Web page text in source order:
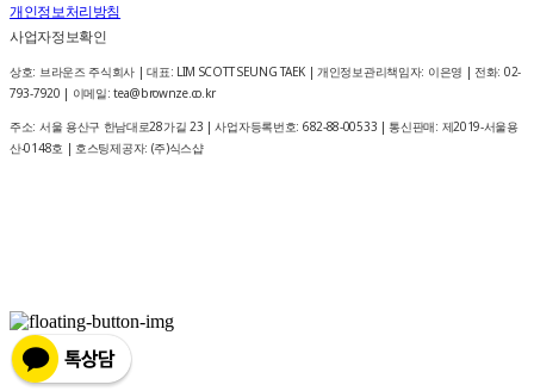
개인정보처리방침
사업자정보확인
상호: 브라운즈 주식회사 | 대표: LIM SCOTT SEUNG TAEK | 개인정보관리책임자: 이은영 | 전화: 02-
793-7920 | 이메일: tea@brownze.co.kr
주소: 서울 용산구 한남대로28가길 23 | 사업자등록번호: 682-88-00533 | 통신판매: 제2019-서울용
산-0148호 | 호스팅제공자: (주)식스샵